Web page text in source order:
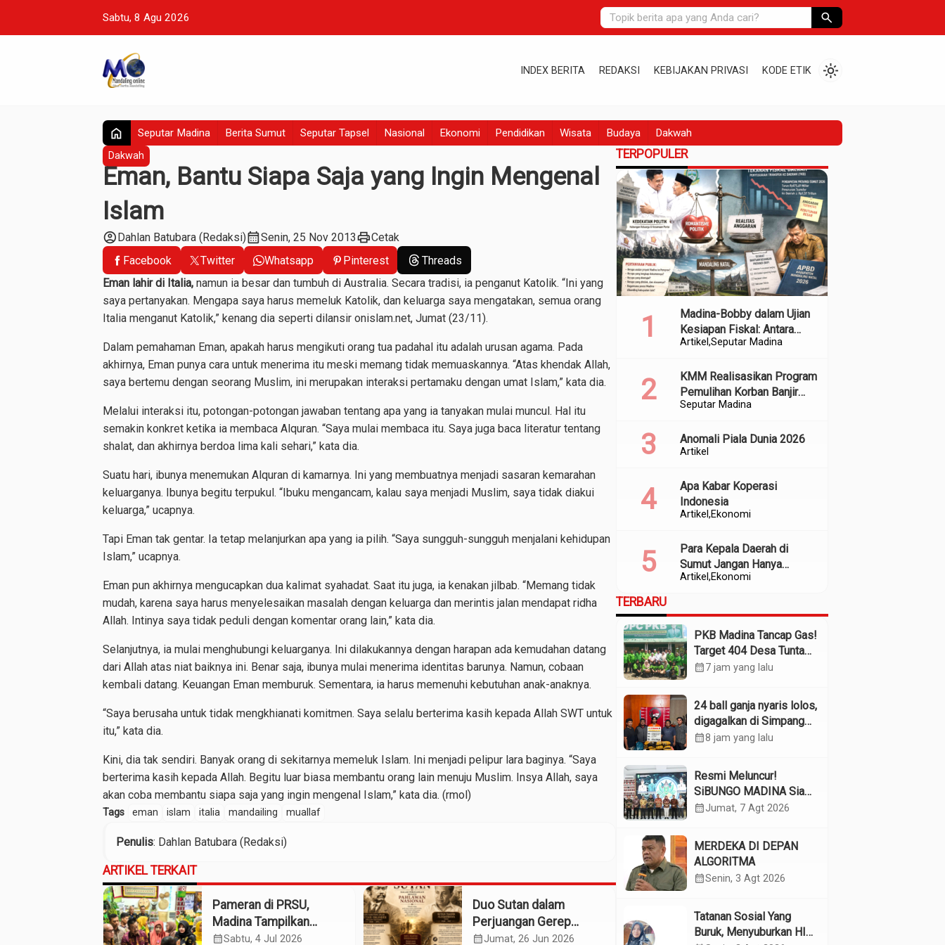
Sabtu, 8 Agu 2026 search
INDEX BERITA REDAKSI KEBIJAKAN PRIVASI KODE ETIK light_mode
home Seputar Madina Berita Sumut Seputar Tapsel Nasional Ekonomi Pendidikan Wisata Budaya Dakwah
Dakwah
Eman, Bantu Siapa Saja yang Ingin Mengenal
Islam
account_circleDahlan Batubara (Redaksi)calendar_monthSenin, 25 Nov 2013printCetak
Facebook
Twitter Whatsapp Pinterest
Threads
Eman lahir di Italia, namun ia besar dan tumbuh di Australia. Secara tradisi, ia penganut Katolik. “Ini yang
saya pertanyakan. Mengapa saya harus memeluk Katolik, dan keluarga saya mengatakan, semua orang
Italia menganut Katolik,” kenang dia seperti dilansir onislam.net, Jumat (23/11).
Dalam pemahaman Eman, apakah harus mengikuti orang tua padahal itu adalah urusan agama. Pada
akhirnya, Eman punya cara untuk menerima itu meski memang tidak memuaskannya. “Atas khendak Allah,
saya bertemu dengan seorang Muslim, ini merupakan interaksi pertamaku dengan umat Islam,” kata dia.
Melalui interaksi itu, potongan-potongan jawaban tentang apa yang ia tanyakan mulai muncul. Hal itu
semakin konkret ketika ia membaca Alquran. “Saya mulai membaca itu. Saya juga baca literatur tentang
shalat, dan akhirnya berdoa lima kali sehari,” kata dia.
Suatu hari, ibunya menemukan Alquran di kamarnya. Ini yang membuatnya menjadi sasaran kemarahan
keluarganya. Ibunya begitu terpukul. “Ibuku mengancam, kalau saya menjadi Muslim, saya tidak diakui
keluarga,” ucapnya.
Tapi Eman tak gentar. Ia tetap melanjurkan apa yang ia pilih. “Saya sungguh-sungguh menjalani kehidupan
Islam,” ucapnya.
Eman pun akhirnya mengucapkan dua kalimat syahadat. Saat itu juga, ia kenakan jilbab. “Memang tidak
mudah, karena saya harus menyelesaikan masalah dengan keluarga dan merintis jalan mendapat ridha
Allah. Intinya saya tidak peduli dengan komentar orang lain,” kata dia.
Selanjutnya, ia mulai menghubungi keluarganya. Ini dilakukannya dengan harapan ada kemudahan datang
dari Allah atas niat baiknya ini. Benar saja, ibunya mulai menerima identitas barunya. Namun, cobaan
kembali datang. Keuangan Eman memburuk. Sementara, ia harus memenuhi kebutuhan anak-anaknya.
“Saya berusaha untuk tidak mengkhianati komitmen. Saya selalu berterima kasih kepada Allah SWT untuk
itu,” kata dia.
Kini, dia tak sendiri. Banyak orang di sekitarnya memeluk Islam. Ini menjadi pelipur lara baginya. “Saya
berterima kasih kepada Allah. Begitu luar biasa membantu orang lain menuju Muslim. Insya Allah, saya
akan coba membantu siapa saja yang ingin mengenal Islam,” kata dia. (rmol)
Tags eman islam italia mandailing muallaf
Penulis: Dahlan Batubara (Redaksi)
ARTIKEL TERKAIT
Pameran di PRSU,
Madina Tampilkan
Produk UMKM
calendar_monthSabtu, 4 Jul 2026
Duo Sutan dalam
Perjuangan Gerep
Institute Naik ke
calendar_monthJumat, 26 Jun 2026
TERPOPULER
Artikel Seputar Madina
Madina-Bobby dalam Ujian
Kesiapan Fiskal: Antara
Kedekatan Politik dan
Seputar Madina
KMM Realisasikan Program
Pemulihan Korban Banjir
dan Longsor di Kabupaten
Artikel
Anomali Piala Dunia 2026
Artikel Ekonomi
Apa Kabar Koperasi
Indonesia
Artikel Ekonomi
Para Kepala Daerah di
Sumut Jangan Hanya
Meratapi Minimnya Transfer
TERBARU
PKB Madina Tancap Gas!
Target 404 Desa Tuntas
Desember, “Pengurus
calendar_month7 jam yang lalu
24 ball ganja nyaris lolos,
digagalkan di Simpang
Empat Panyabungan
calendar_month8 jam yang lalu
Resmi Meluncur!
SiBUNGO MADINA Siap
Optimalkan Pendapatan
calendar_monthJumat, 7 Agt 2026
MERDEKA DI DEPAN
ALGORITMA
calendar_monthSenin, 3 Agt 2026
Tatanan Sosial Yang
Buruk, Menyuburkan HIV